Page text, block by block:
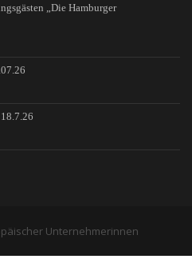
„Die Hamburger
Unternehmerinnen